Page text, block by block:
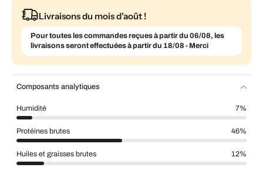
Livraisons du mois d'août !
Pour toutes les commandes reçues à partir du 06/08, les
livraisons seront effectuées à partir du 18/08 - Merci
Composants analytiques
Humidité 7%
Protéines brutes 46%
Huiles et graisses brutes 12%